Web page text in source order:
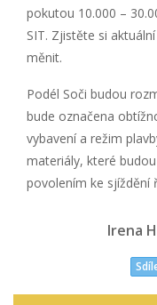
pokutou 10.000 –
SIT. Zjistěte si
měnit.
Podél Soči budou
bude označena
vybavení a režim
materiály, které
povolením ke sjíždění
Irena